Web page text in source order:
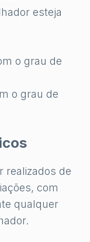
esteja
o grau de
o grau de
realizados de
com
qualquer